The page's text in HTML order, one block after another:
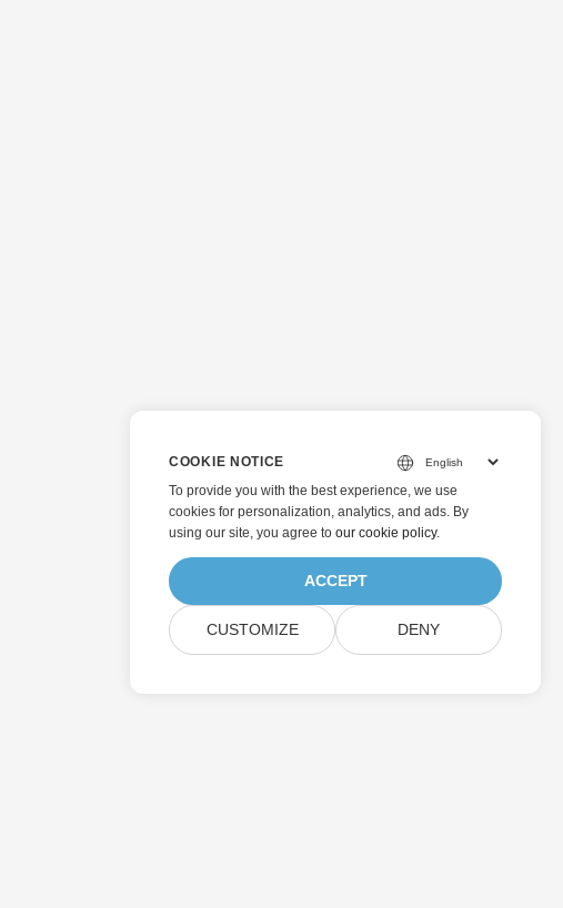
COOKIE NOTICE
To provide you with the best experience, we use
cookies for personalization, analytics, and ads. By
using our site, you agree to our cookie policy.
ACCEPT
CUSTOMIZE DENY